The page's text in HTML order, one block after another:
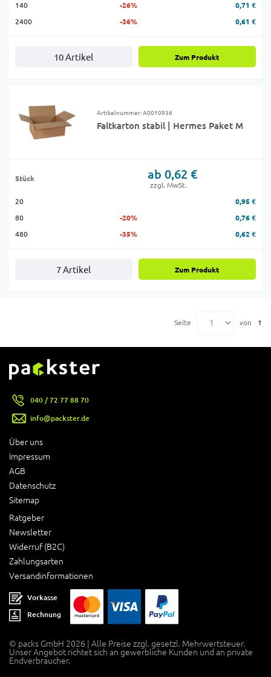
140
-26%
0,71 €
2400
-36% 0,61 €
10 Artikel Zum Produkt
Artikelnummer: A0010936
Faltkarton stabil | Hermes Paket M
Stück ab 0,62 €
zzgl. MwSt.
20
0,95 €
80
-20%
0,76 €
480
-35% 0,62 €
7 Artikel Zum Produkt
Seite von 1
Über uns
Impressum
AGB
Datenschutz
Sitemap
Ratgeber
Newsletter
Widerruf (B2C)
Zahlungsarten
Versandinformationen
040 / 72 77 88 70
info@packster.de
Vorkasse
Rechnung
© packs GmbH 2026 | Alle Preise zzgl. gesetzl. Mehrwertsteuer.
Unser Angebot richtet sich an gewerbliche Kunden und an private
Endverbraucher.